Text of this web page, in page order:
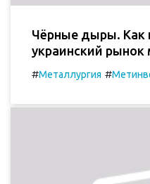
Чёрные дыры. Как
украинский
#Металлургия #